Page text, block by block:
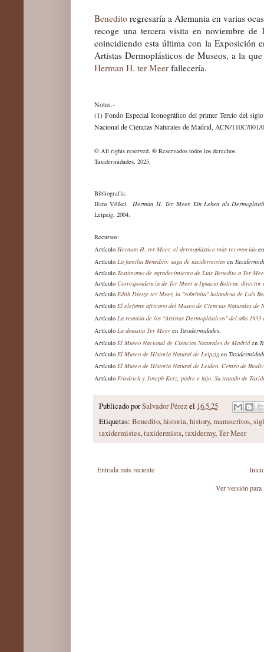
Benedito regresaría a Alemania en varias
recoge una tercera visita en noviembre
coincidiendo esta última con la Exposición
Artistas Dermoplásticos de Museos, a la
Herman H. ter Meer fallecería.
Notas.-
(1) Fondo Especial Iconográfico del primer Tercio del
Nacional de Ciencias Naturales de Madrid, ACN/110C/001/
© All rights reserved. ® Reservados todos los derechos.
Taxidermidades, 2025.
Bibliografía:
Hans Völkel Herman H. Ter Meer. Ein Leben als
Leipzig, 2004.
Recursos:
Artículo Herman H. ter Meer, el dermoplástico más reconocido
Artículo La familia Benedito: saga de taxidermistas en
Artículo Testimonio de agradecimiento de Luis Benedito a Ter
Artículo Correspondencia de Ter Meer a Ignacio Bolívar, director
Artículo Edith Dietze ter Meer, la "sobrinita" holandesa de Luis
Artículo El elefante africano del Museo de Ciencias Naturales de
Artículo La reunión de los "Artistas Dermoplásticos" del año 1933
Artículo La dinastía Ter Meeren Taxidermidades
Artículo El Museo Nacional de Ciencias Naturales de Madriden
Artículo El Museo de Historia Natural de Leipzig en
Artículo El Museo de Historia Natural de Leiden. Centro de
Artículo Friedrich y Joseph Kerz, padre e hijo. Su tratado de
Publicado porSalvador Pérezel 16.5.25
Etiquetas: Benedito,historia,history,manuscritos,
taxidermistes,taxidermists,taxidermy,Ter Meer
Entrada más reciente
Ver versión para